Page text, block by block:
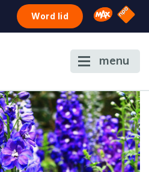
Word lid Omroep
NPO
menu